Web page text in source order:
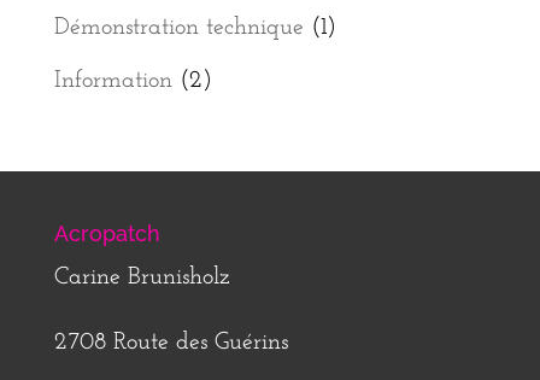
Démonstration technique (1)
Information(2)
Acropatch
Carine Brunisholz
2708 Route des Guérins